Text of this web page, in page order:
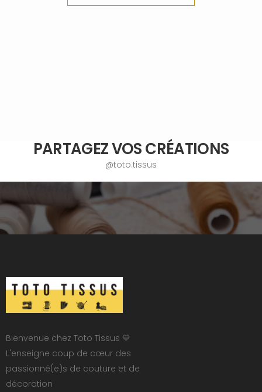
PARTAGEZ VOS CRÉATIONS
@toto.tissus
Bienvenue chez Toto Tissus 💛
L'enseigne coup de cœur des
passionné(e)s de couture et de
décoration